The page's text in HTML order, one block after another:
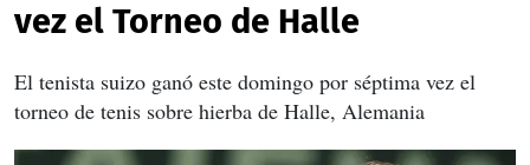
vez el Torneo de Halle
El tenista suizo ganó este domingo por séptima vez el
torneo de tenis sobre hierba de Halle, Alemania